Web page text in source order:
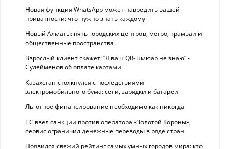
Новая функция WhatsApp может навредить вашей
приватности: что нужно знать каждому
Новый Алматы: пять городских центров, метро, трамваи и
общественные пространства
Взрослый клиент скажет: “Я ваш QR-шмюар не знаю“ -
Сулейменов об оплате картами
Казахстан столкнулся с последствиями
электромобильного бума: сети, зарядки и батареи
Льготное финансирование необходимо как никогда
ЕС ввел санкции против оператора «Золотой Короны»,
сервис ограничил денежные переводы в ряде стран
Появился свежий рейтинг самых умных городов мира: кто